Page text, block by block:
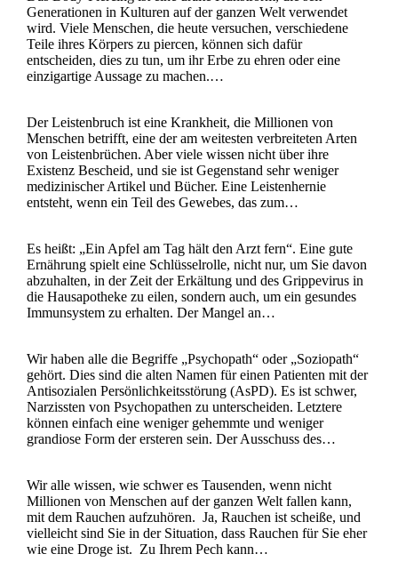
Generationen in Kulturen auf der ganzen Welt verwendet
wird. Viele Menschen, die heute versuchen, verschiedene
Teile ihres Körpers zu piercen, können sich dafür
entscheiden, dies zu tun, um ihr Erbe zu ehren oder eine
einzigartige Aussage zu machen.…
Der Leistenbruch ist eine Krankheit, die Millionen von
Menschen betrifft, eine der am weitesten verbreiteten Arten
von Leistenbrüchen. Aber viele wissen nicht über ihre
Existenz Bescheid, und sie ist Gegenstand sehr weniger
medizinischer Artikel und Bücher. Eine Leistenhernie
entsteht, wenn ein Teil des Gewebes, das zum…
Es heißt: „Ein Apfel am Tag hält den Arzt fern“. Eine gute
Ernährung spielt eine Schlüsselrolle, nicht nur, um Sie davon
abzuhalten, in der Zeit der Erkältung und des Grippevirus in
die Hausapotheke zu eilen, sondern auch, um ein gesundes
Immunsystem zu erhalten. Der Mangel an…
Wir haben alle die Begriffe „Psychopath“ oder „Soziopath“
gehört. Dies sind die alten Namen für einen Patienten mit der
Antisozialen Persönlichkeitsstörung (AsPD). Es ist schwer,
Narzissten von Psychopathen zu unterscheiden. Letztere
können einfach eine weniger gehemmte und weniger
grandiose Form der ersteren sein. Der Ausschuss des…
Wir alle wissen, wie schwer es Tausenden, wenn nicht
Millionen von Menschen auf der ganzen Welt fallen kann,
mit dem Rauchen aufzuhören. Ja, Rauchen ist scheiße, und
vielleicht sind Sie in der Situation, dass Rauchen für Sie eher
wie eine Droge ist. Zu Ihrem Pech kann…